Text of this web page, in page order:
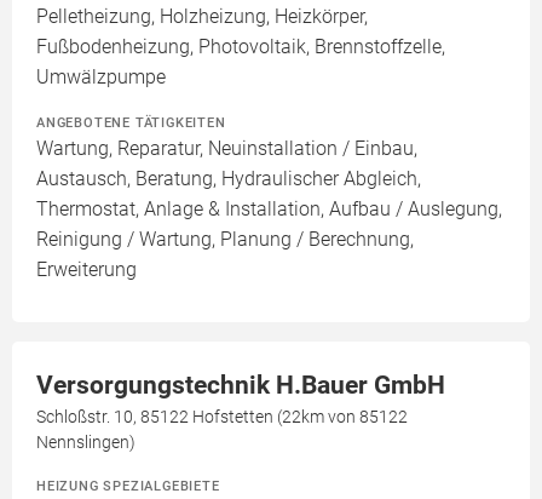
Pelletheizung, Holzheizung, Heizkörper,
Fußbodenheizung, Photovoltaik, Brennstoffzelle,
Umwälzpumpe
ANGEBOTENE TÄTIGKEITEN
Wartung, Reparatur, Neuinstallation / Einbau,
Austausch, Beratung, Hydraulischer Abgleich,
Thermostat, Anlage & Installation, Aufbau / Auslegung,
Reinigung / Wartung, Planung / Berechnung,
Erweiterung
Versorgungstechnik H.Bauer GmbH
Schloßstr. 10, 85122 Hofstetten (22km von 85122
Nennslingen)
HEIZUNG SPEZIALGEBIETE